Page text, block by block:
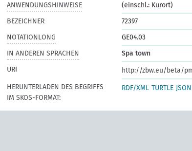
ANWENDUNGSHINWEISE
(einschl.: Kurort)
BEZEICHNER
72397
NOTATIONLONG
GE04.03
IN ANDEREN SPRACHEN
Spa town
URI
http://zbw.eu/beta/
HERUNTERLADEN DES BEGRIFFS
IM SKOS-FORMAT:
RDF/XML TURTLE